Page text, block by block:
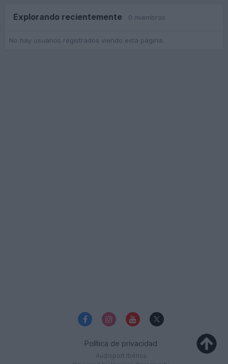
Explorando recientemente 0 miembros
No hay usuarios registrados viendo esta página.
Política de privacidad
Audisport Ibérica